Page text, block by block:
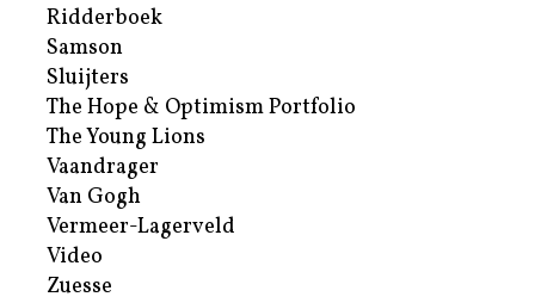
Ridderboek
Samson
Sluijters
The Hope & Optimism Portfolio
The Young Lions
Vaandrager
Van Gogh
Vermeer-Lagerveld
Video
Zuesse